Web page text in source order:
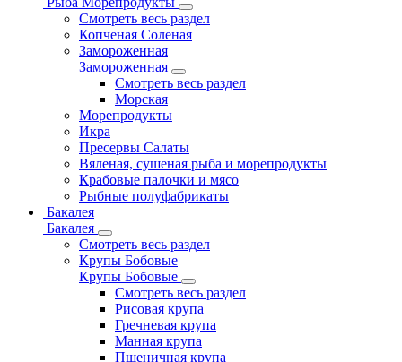
Смотреть весь раздел
Копченая Соленая
Замороженная
Замороженная
Смотреть весь раздел
Морская
Морепродукты
Икра
Пресервы Салаты
Вяленая, сушеная рыба и морепродукты
Крабовые палочки и мясо
Рыбные полуфабрикаты
Бакалея
Бакалея
Смотреть весь раздел
Крупы Бобовые
Крупы Бобовые
Смотреть весь раздел
Рисовая крупа
Гречневая крупа
Манная крупа
Пшеничная крупа